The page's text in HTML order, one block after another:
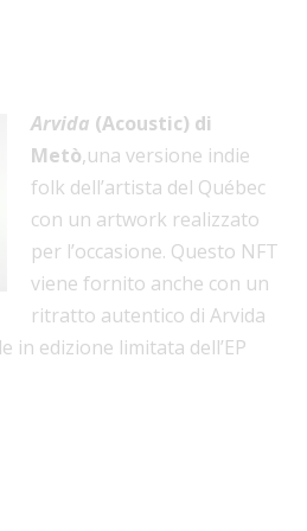
Arvida (Acoustic) di
Metò,una versione indie
folk dell’artista del Québec
con un artwork realizzato
per l’occasione. Questo NFT
viene fornito anche con un
ritratto autentico di Arvida
in edizione limitata dell’EP